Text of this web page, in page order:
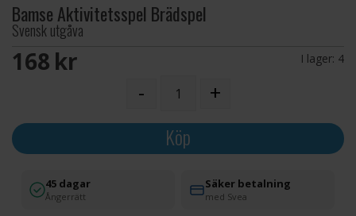
Bamse Aktivitetsspel Brädspel
Svensk utgåva
168 SEK I lager: 4
- +
Köp
45 dagar
Ångerrätt
Säker betalning
med Svea